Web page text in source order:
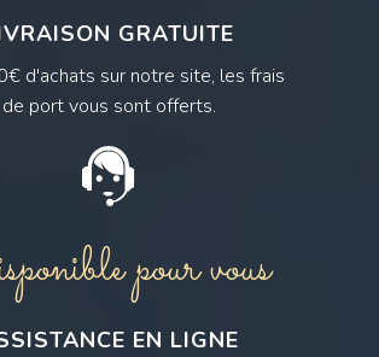
GRATUITE
d'achats sur notre site, les frais
de port vous sont offerts.
pour vous
EN LIGNE